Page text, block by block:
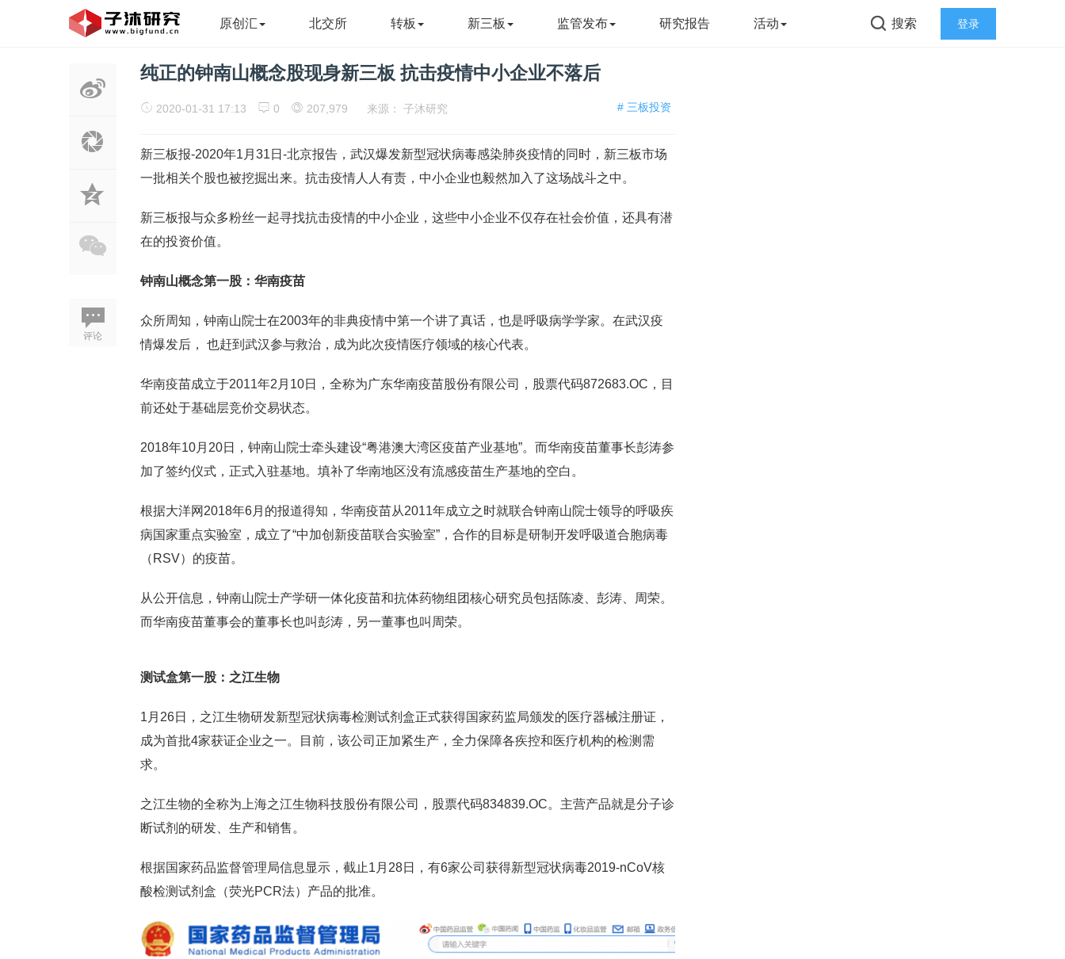
原创汇 北交所 转板 新三板 监管发布 研究报告 活动 搜索 登录
评论
纯正的钟南山概念股现身新三板 抗击疫情中小企业不落后
# 三板投资
2020-01-31 17:13 0 207,979 来源： 子沐研究
新三板报-2020年1月31日-北京报告，武汉爆发新型冠状病毒感染肺炎疫情的同时，新三板市场
一批相关个股也被挖掘出来。抗击疫情人人有责，中小企业也毅然加入了这场战斗之中。
新三板报与众多粉丝一起寻找抗击疫情的中小企业，这些中小企业不仅存在社会价值，还具有潜
在的投资价值。
钟南山概念第一股：华南疫苗
众所周知，钟南山院士在2003年的非典疫情中第一个讲了真话，也是呼吸病学学家。在武汉疫
情爆发后， 也赶到武汉参与救治，成为此次疫情医疗领域的核心代表。
华南疫苗成立于2011年2月10日，全称为广东华南疫苗股份有限公司，股票代码872683.OC，目
前还处于基础层竞价交易状态。
2018年10月20日，钟南山院士牵头建设“粤港澳大湾区疫苗产业基地”。而华南疫苗董事长彭涛参
加了签约仪式，正式入驻基地。填补了华南地区没有流感疫苗生产基地的空白。
根据大洋网2018年6月的报道得知，华南疫苗从2011年成立之时就联合钟南山院士领导的呼吸疾
病国家重点实验室，成立了“中加创新疫苗联合实验室”，合作的目标是研制开发呼吸道合胞病毒
（RSV）的疫苗。
从公开信息，钟南山院士产学研一体化疫苗和抗体药物组团核心研究员包括陈凌、彭涛、周荣。
而华南疫苗董事会的董事长也叫彭涛，另一董事也叫周荣。
测试盒第一股：之江生物
1月26日，之江生物研发新型冠状病毒检测试剂盒正式获得国家药监局颁发的医疗器械注册证，
成为首批4家获证企业之一。目前，该公司正加紧生产，全力保障各疾控和医疗机构的检测需
求。
之江生物的全称为上海之江生物科技股份有限公司，股票代码834839.OC。主营产品就是分子诊
断试剂的研发、生产和销售。
根据国家药品监督管理局信息显示，截止1月28日，有6家公司获得新型冠状病毒2019-nCoV核
酸检测试剂盒（荧光PCR法）产品的批准。